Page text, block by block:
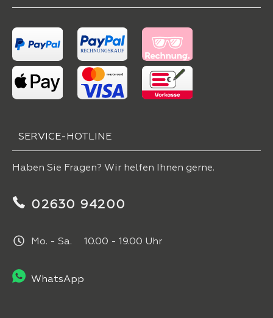
SERVICE-HOTLINE
Haben Sie Fragen? Wir helfen Ihnen gerne.
02630 94200
Mo. - Sa. 10.00 - 19.00 Uhr
WhatsApp